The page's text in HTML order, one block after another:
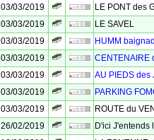
03/03/2019
LE PONT des
03/03/2019
LE SAVEL
03/03/2019
HUMM
03/03/2019
CENTENAIRE
03/03/2019
AU PIEDS des
03/03/2019
PARKING
03/03/2019
ROUTE du
26/02/2019
D'ici J'entends